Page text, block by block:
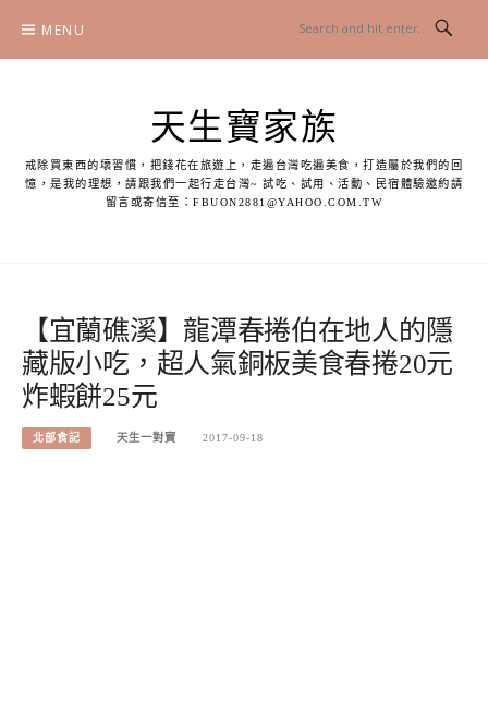
content
MENU
天生寶家族
戒除買東西的壞習慣，把錢花在旅遊上，走遍台灣吃遍美食，打造屬於我們的回
憶，是我的理想，請跟我們一起行走台灣~ 試吃、試用、活動、民宿體驗邀約請
留言或寄信至：FBUON2881@YAHOO.COM.TW
【宜蘭礁溪】龍潭春捲伯在地人的隱
藏版小吃，超人氣銅板美食春捲20元
炸蝦餅25元
北部食記 天生一對寶 2017-09-18